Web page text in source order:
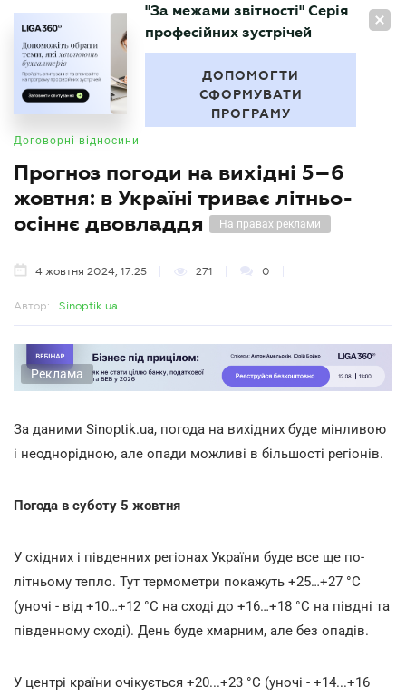
UA
БУХГАЛТЕР
"За межами звітності" Серія
професійних зустрічей
ДОПОМОГТИ
СФОРМУВАТИ
ПРОГРАМУ
Договорні відносини
Прогноз погоди на вихідні 5–6
жовтня: в Україні триває літньо-
осіннє двовладдя
На правах реклами
4 жовтня 2024, 17:25 271 0
Автор: Sinoptik.ua
Реклама
За даними Sinoptik.ua, погода на вихідних буде мінливою
і неоднорідною, але опади можливі в більшості регіонів.
Погода в суботу 5 жовтня
У східних і південних регіонах України буде все ще по-
літньому тепло. Тут термометри покажуть +25…+27 °С
(уночі - від +10…+12 °С на сході до +16…+18 °С на півдні та
південному сході). День буде хмарним, але без опадів.
У центрі країни очікується +20...+23 °С (уночі - +14...+16